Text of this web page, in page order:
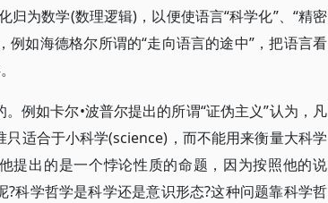
归为数学(数理逻辑)，以便使语言“科学化”、“精密
例如海德格尔所谓的“走向语言的途中”，把语言看
例如卡尔•波普尔提出的所谓“证伪主义”认为，凡
适合于小科学(science)，而不能用来衡量大科学
提出的是一个悖论性质的命题，因为按照他的说
科学哲学是科学还是意识形态?这种问题靠科学哲